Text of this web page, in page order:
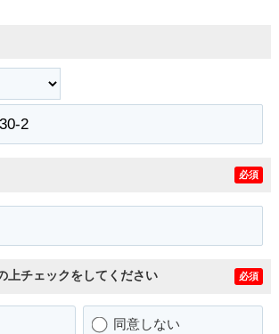
必須
上チェックをしてください 必須
同意しない